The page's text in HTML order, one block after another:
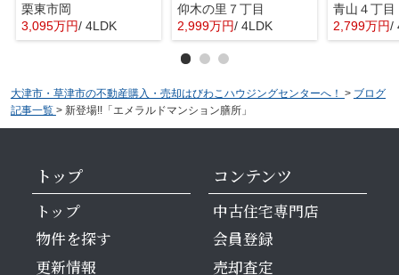
栗東市岡
3,095万円/ 4LDK
仰木の里７丁目
2,999万円/ 4LDK
青山４丁目
2,799万円/
大津市・草津市の不動産購入・売却はびわこハウジングセンターへ！ > ブログ
記事一覧 > 新登場!!「エメラルドマンション膳所」
トップ
トップ
物件を探す
更新情報
コンテンツ
中古住宅専門店
会員登録
売却査定